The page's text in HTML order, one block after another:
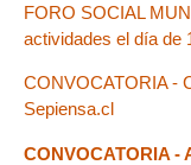
FORO SOCIAL
actividades el día de
CONVOCATORIA -
Sepiensa.cl
CONVOCATORIA -